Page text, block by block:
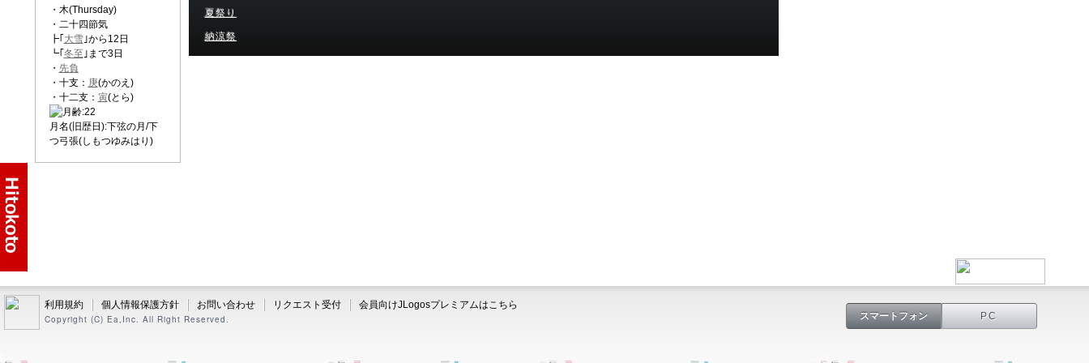
・木(Thursday)
・二十四節気
┣｢ 大雪｣から12日
┗｢ 冬至 ｣まで3日
・ 先負
・十支： 庚(かのえ)
・十二支： 寅(とら)
月名(旧歴日):下弦の月/下
つ弓張(しもつゆみはり)
夏祭り
納涼祭
利用規約 個人情報保護方針 お問い合わせ リクエスト受付
会員向けJLogosプレミアムはこちら
Copyright (C) Ea,Inc. All Right Reserved.
スマートフォン PC